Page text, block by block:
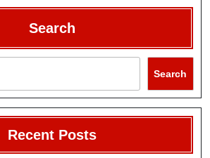
IkutiSearch
Search
Recent Posts